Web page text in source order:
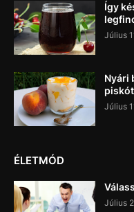
Így
Július
Nyári
Július
ÉLETMÓD
Július